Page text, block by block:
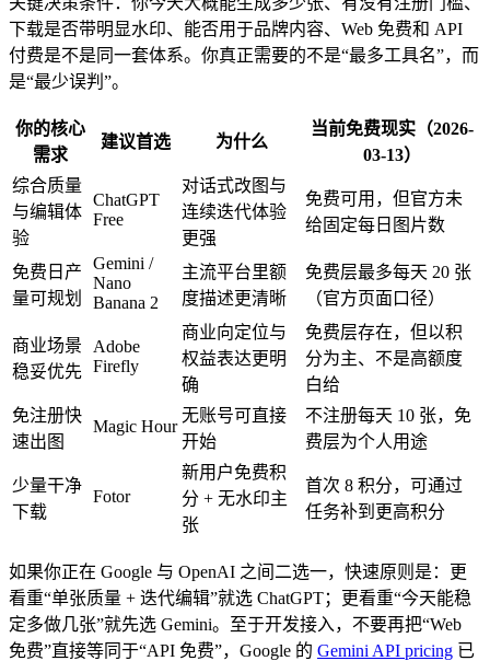
下载是否带明显水印、能否用于品牌内容、Web 免费和 API
付费是不是同一套体系。你真正需要的不是“最多工具名”，而
是“最少误判”。
你的核心
需求
建议首选 为什么
当前免费现实（2026-
03-13）
综合质量
与编辑体
验
ChatGPT
Free
对话式改图与
连续迭代体验
更强
免费可用，但官方未
给固定每日图片数
免费日产
量可规划
Gemini /
Nano
Banana 2
主流平台里额
度描述更清晰
免费层最多每天 20 张
（官方页面口径）
商业场景
稳妥优先
Adobe
Firefly
商业向定位与
权益表达更明
确
免费层存在，但以积
分为主、不是高额度
白给
免注册快
速出图
Magic Hour
无账号可直接
开始
不注册每天 10 张，免
费层为个人用途
少量干净
下载
Fotor
新用户免费积
分 + 无水印主
张
首次 8 积分，可通过
任务补到更高积分
如果你正在 Google 与 OpenAI 之间二选一，快速原则是：更
看重“单张质量 + 迭代编辑”就选 ChatGPT；更看重“今天能稳
定多做几张”就先选 Gemini。至于开发接入，不要再把“Web
免费”直接等同于“API 免费”，Google 的 Gemini API pricing 已